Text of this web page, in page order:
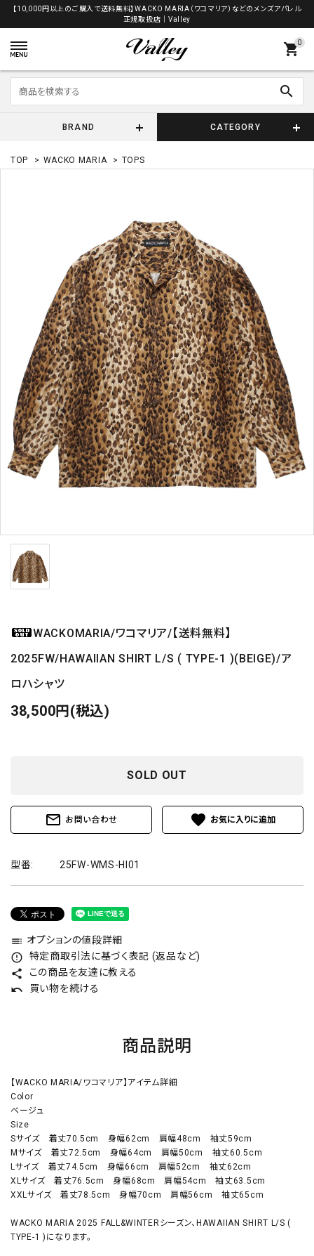
【10,000円以上のご購入で送料無料】WACKO MARIA（ワコマリア）などのメンズアパレル
正規取扱店│Valley
0
shopping_cart
search
BRAND CATEGORY
TOP > WACKO MARIA > TOPS
WACKOMARIA/ワコマリア/【送料無料】
2025FW/HAWAIIAN SHIRT L/S ( TYPE-1 )(BEIGE)/ア
ロハシャツ
38,500円(税込)
SOLD OUT
mail_outline お問い合わせ favorite
型番: 25FW-WMS-HI01
toc オプションの値段詳細
error_outline 特定商取引法に基づく表記 (返品など)
share この商品を友達に教える
undo 買い物を続ける
商品説明
【WACKO MARIA/ワコマリア】アイテム詳細
Color
ベージュ
Size
Sサイズ 着丈70.5cm 身幅62cm 肩幅48cm 袖丈59cm
Mサイズ 着丈72.5cm 身幅64cm 肩幅50cm 袖丈60.5cm
Lサイズ 着丈74.5cm 身幅66cm 肩幅52cm 袖丈62cm
XLサイズ 着丈76.5cm 身幅68cm 肩幅54cm 袖丈63.5cm
XXLサイズ 着丈78.5cm 身幅70cm 肩幅56cm 袖丈65cm
WACKO MARIA 2025 FALL&WINTERシーズン、HAWAIIAN SHIRT L/S (
TYPE-1 )になります。